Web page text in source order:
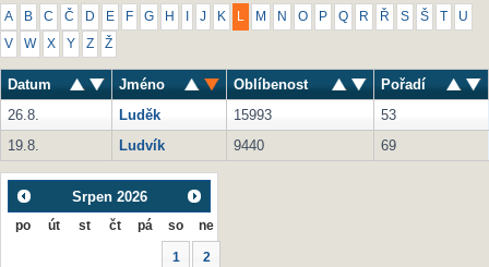
A B C Č D E F G H J K M N O P Q R Ř S Š U
V W X Y Z Ž
Datum Jméno Oblíbenost
Pořadí
26.8.
Luděk 15993
53
19.8.
Ludvík 9440 69
Srpen 2026
po út st čt pá so ne
1 2